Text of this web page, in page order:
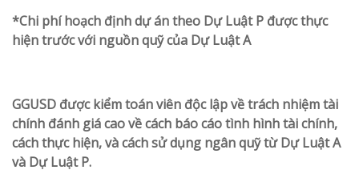
*Chi phí hoạch định dự án theo Dự Luật P được thực
hiện trước với nguồn quỹ của Dự Luật A
GGUSD được kiểm toán viên độc lập về trách nhiệm tài
chính đánh giá cao về cách báo cáo tình hình tài chính,
cách thực hiện, và cách sử dụng ngân quỹ từ Dự Luật A
và Dự Luật P.